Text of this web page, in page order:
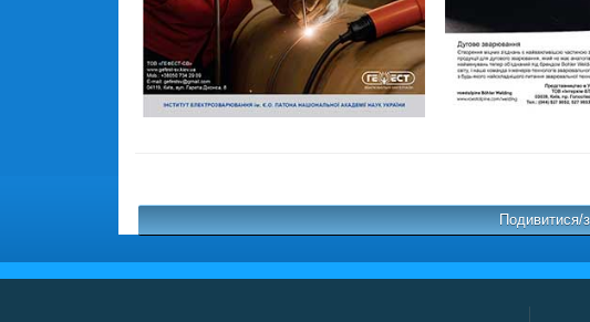
Подивитися/